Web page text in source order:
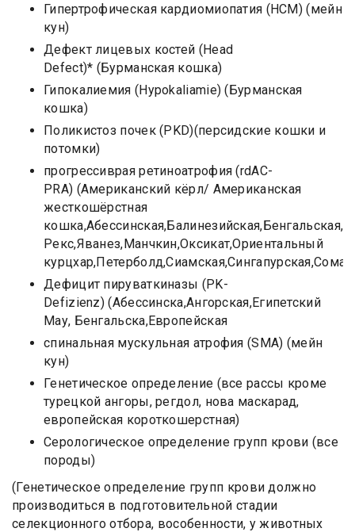
Гипертрофическая кардиомиопатия (HCM) (мейн
кун)
Дефект лицевых костей (Head
Defect)* (Бурманская кошка)
Гипокалиемия (Hypokaliamie) (Бурманская
кошка)
Поликистоз почек (PKD)(персидские кошки и
потомки)
прогрессиврая ретиноатрофия (rdAC-
PRA) (Американский кёрл/ Американская
жесткошёрстная
Рекс,Яванез,Манчкин,Оксикат,Ориентальный
Дефицит пируваткиназы (PK-
Defizienz) (Абессинска,Ангорская,Египетский
Мау, Бенгальска,Европейская
спинальная мускульная атрофия (SMA) (мейн
кун)
Генетическое определение (все рассы кроме
турецкой ангоры, регдол, нова маскарад,
европейская короткошерстная)
Серологическое определение групп крови (все
породы)
(Генетическое определение групп крови должно
производиться в подготовительной стадии
селекционного отбора, вособенности, у животных